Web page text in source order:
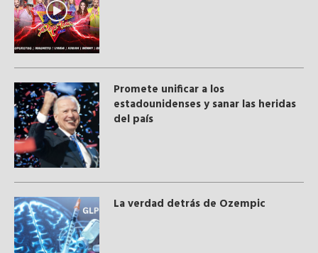
Promete unificar a los
estadounidenses y sanar las heridas
del país
La verdad detrás de Ozempic